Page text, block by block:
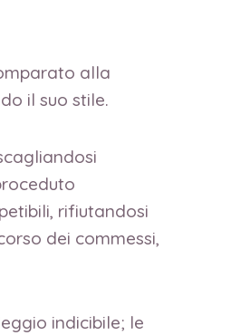
alla
il suo stile.
rifiutandosi
dei commessi,
indicibile; le